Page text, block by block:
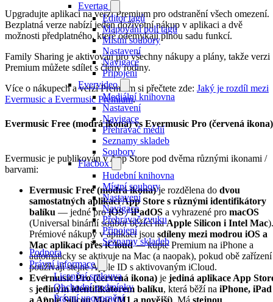
Evertag
Editor tagů
Mapování polí tagů
Místní soubory
Nastavení
Navigace
Připojení
Evervideo
Mediální knihovna
Nastavení
Navigace
Přehrávač médií
Seznamy skladeb
Soubory
Flacbox
Hudební knihovna
Místní soubory
Nastavení
Navigace
Přehrávač zvuku
Připojení
Seznamy skladeb
Podpora
Právní informace
Licenční smlouva
Obchodní podmínky
Právní upozornění
Upgradujte aplikaci na verzi Premium pro odstranění všech omezení.
Bezplatná verze nabízí jeden doživotní nákup v aplikaci a dvě
možnosti předplatného, které odemykají plnou sadu funkcí.
Family Sharing je aktivován pro všechny nákupy a plány, takže verzi
Premium můžete sdílet s členy rodiny.
Více o nákupech a verzi Premium si přečtete zde: Jaký je rozdíl mezi
Evermusic a Evermusic Premium.
Evermusic Free (modrá ikona) vs Evermusic Pro (červená ikona)
Evermusic je publikován v App Store pod dvěma různými ikonami /
barvami:
Evermusic Free (modrá ikona)je rozdělena do dvou
samostatných aplikací App Store s různými identifikátory
balíku — jedné proiOS / iPadOS a vyhrazené pro macOS
(Universal binární soubor běžící naApple Silicon i Intel Mac).
Prémiové nákupy v aplikaci jsou sdíleny mezi modrou iOS a
Mac aplikací přes iCloud— kupte Premium na iPhone a
automaticky se aktivuje na Mac (a naopak), pokud obě zařízení
používají stejné Apple ID s aktivovaným iCloud.
Evermusic Pro (červená ikona) je jediná aplikace App
s jediným identifikátorem balíku, která běží na iPhone, iPad
a Apple Silicon Mac (M1 a novější). Má stejnou